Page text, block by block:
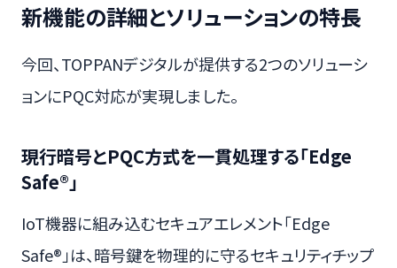
新機能の詳細とソリューションの特長
今回、TOPPANデジタルが提供する2つのソリューシ
ョンにPQC対応が実現しました。
現行暗号とPQC方式を一貫処理する「Edge
Safe®」
IoT機器に組み込むセキュアエレメント「Edge
Safe®」は、暗号鍵を物理的に守るセキュリティチップ